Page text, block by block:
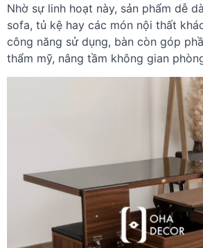
Nhờ sự linh hoạt này, sản phẩm dễ
sofa, tủ kệ hay các món nội thất
công năng sử dụng, bàn còn góp
thẩm mỹ, nâng tầm không gian